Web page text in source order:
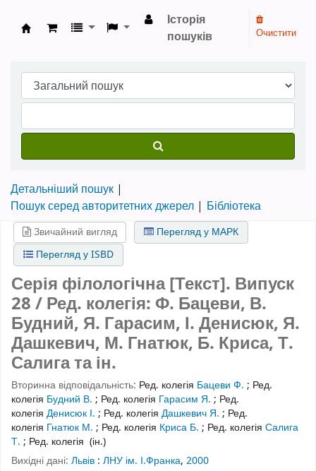
Бібліотека НТШ › Електронний каталог
Історія
пошуків
Очистити
Детальніший пошук
Пошук серед авторитетних джерел
Бібліотека
Звичайний вигляд
Перегляд у МАРК
Перегляд у ISBD
Серія філологічна [Текст]. Випуск
28/ Ред. колегія: Ф. Бацеви, В.
Будний, Я. Гарасим, І. Денисюк, Я.
Дашкевич, М. Гнатюк, Б. Криса, Т.
Салига та ін.
Вторинна відповідальність: Ред. колегія Бацеви Ф. ; Ред.
колегія Будний В. ; Ред. колегія Гарасим Я. ; Ред.
колегія Денисюк І. ; Ред. колегія Дашкевич Я. ; Ред.
колегія Гнатюк М. ; Ред. колегія Криса Б. ; Ред. колегія Салига
Т. ; Ред. колегія (ін.)
Вихідні дані: Львів : ЛНУ ім. І.Франка, 2000